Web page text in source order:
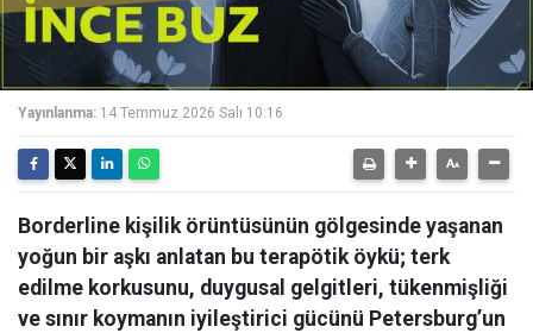
Yayınlanma: 14 Temmuz 2026 Salı 10:16
Borderline kişilik örüntüsünün gölgesinde yaşanan
yoğun bir aşkı anlatan bu terapötik öykü; terk
edilme korkusunu, duygusal gelgitleri, tükenmişliği
ve sınır koymanın iyileştirici gücünü Petersburg’un